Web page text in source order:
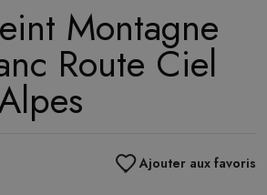
Montagne
Route Ciel
Ajouter aux favoris